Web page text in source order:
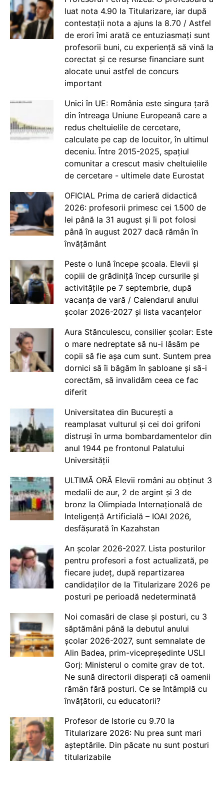
luat nota 4.90 la Titularizare, iar după
contestații nota a ajuns la 8.70 / Astfel
de erori îmi arată ce entuziasmați sunt
profesorii buni, cu experiență să vină la
corectat și ce resurse financiare sunt
alocate unui astfel de concurs
important
Unici în UE: România este singura țară
din întreaga Uniune Europeană care a
redus cheltuielile de cercetare,
calculate pe cap de locuitor, în ultimul
deceniu. Între 2015-2025, spațiul
comunitar a crescut masiv cheltuielile
de cercetare - ultimele date Eurostat
OFICIAL Prima de carieră didactică
2026: profesorii primesc cei 1.500 de
lei până la 31 august și îi pot folosi
până în august 2027 dacă rămân în
învățământ
Peste o lună începe școala. Elevii și
copiii de grădiniță încep cursurile și
activitățile pe 7 septembrie, după
vacanța de vară / Calendarul anului
școlar 2026-2027 și lista vacanțelor
Aura Stănculescu, consilier școlar: Este
o mare nedreptate să nu-i lăsăm pe
copii să fie așa cum sunt. Suntem prea
dornici să îi băgăm în șabloane și să-i
corectăm, să invalidăm ceea ce fac
diferit
Universitatea din București a
reamplasat vulturul și cei doi grifoni
distruși în urma bombardamentelor din
anul 1944 pe frontonul Palatului
Universității
ULTIMĂ ORĂ Elevii români au obținut 3
medalii de aur, 2 de argint și 3 de
bronz la Olimpiada Internațională de
Inteligență Artificială – IOAI 2026,
desfășurată în Kazahstan
An școlar 2026-2027. Lista posturilor
pentru profesori a fost actualizată, pe
fiecare județ, după repartizarea
candidaților de la Titularizare 2026 pe
posturi pe perioadă nedeterminată
Noi comasări de clase și posturi, cu 3
săptămâni până la debutul anului
școlar 2026-2027, sunt semnalate de
Alin Badea, prim-vicepreședinte USLI
Gorj: Ministerul o comite grav de tot.
Ne sună directorii disperați că oamenii
rămân fără posturi. Ce se întâmplă cu
învățătorii, cu educatorii?
Profesor de Istorie cu 9.70 la
Titularizare 2026: Nu prea sunt mari
așteptările. Din păcate nu sunt posturi
titularizabile